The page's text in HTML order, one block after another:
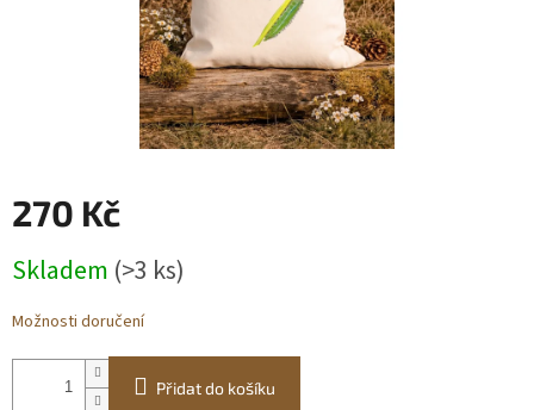
Přihlášení
270 Kč
cena:
Skladem (>3 ks)
Možnosti doručení
Přidat do košíku